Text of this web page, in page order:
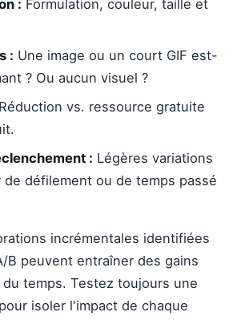
: Formulation, couleur, taille et
: Une image ou un court GIF est-
? Ou aucun visuel ?
Réduction vs. ressource gratuite
: Légères variations
défilement ou de temps passé
incrémentales identifiées
B peuvent entraîner des gains
temps. Testez toujours une
isoler l'impact de chaque